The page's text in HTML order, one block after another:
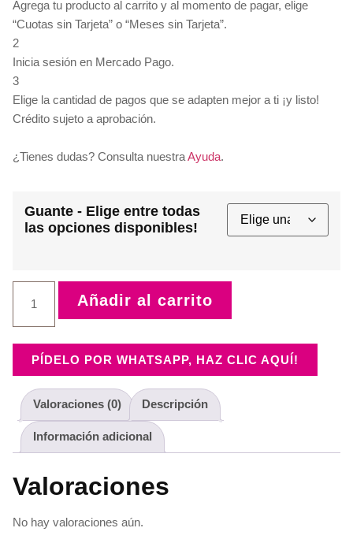
Agrega tu producto al carrito y al momento de pagar, elige
“Cuotas sin Tarjeta” o “Meses sin Tarjeta”.
2
Inicia sesión en Mercado Pago.
3
Elige la cantidad de pagos que se adapten mejor a ti ¡y listo!
Crédito sujeto a aprobación.
¿Tienes dudas? Consulta nuestraAyuda.
Guante - Elige entre todas
las opciones disponibles!
cantidad
Añadir al carrito
PÍDELO POR WHATSAPP, HAZ CLIC AQUÍ!
Valoraciones (0) Descripción
Información adicional
Valoraciones
No hay valoraciones aún.